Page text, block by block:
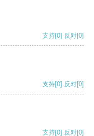
支持[0] 反对[0]
支持[0] 反对[0]
支持[0] 反对[0]